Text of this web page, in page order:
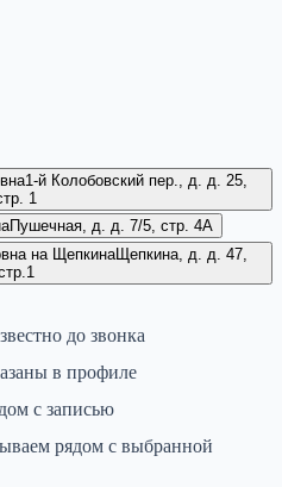
1-й Колобовский пер., д. д. 25,
1
Пушечная, д. д. 7/5, стр. 4А
на ЩепкинаЩепкина, д. д. 47,
до звонка
в профиле
с записью
рядом с выбранной